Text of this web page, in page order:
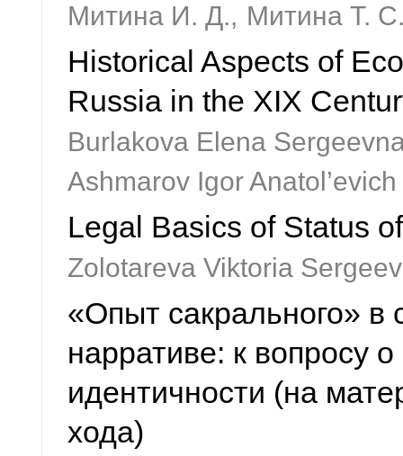
Митина И. Д., Митина Т.
Historical Aspects of
Russia in the XIX
Burlakova Elena
Ashmarov Igor Anatol’evich
Legal Basics of Status
Zolotareva Viktoria
«Опыт сакрального»
нарративе: к вопросу
идентичности (на
хода)